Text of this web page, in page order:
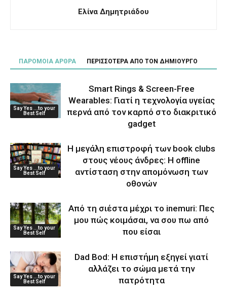
Ελίνα Δημητριάδου
ΠΑΡΟΜΟΙΑ ΑΡΘΡΑ ΠΕΡΙΣΣΟΤΕΡΑ ΑΠΟ ΤΟΝ ΔΗΜΙΟΥΡΓΟ
Say Yes ...to your
Best Self
Smart Rings & Screen-Free
Wearables: Γιατί η τεχνολογία υγείας
περνά από τον καρπό στο διακριτικό
gadget
Say Yes ...to your
Best Self
Η μεγάλη επιστροφή των book clubs
στους νέους άνδρες: Η offline
αντίσταση στην απομόνωση των
οθονών
Say Yes ...to your
Best Self
Από τη σιέστα μέχρι το inemuri: Πες
μου πώς κοιμάσαι, να σου πω από
που είσαι
Say Yes ...to your
Best Self
Dad Bod: Η επιστήμη εξηγεί γιατί
αλλάζει το σώμα μετά την
πατρότητα